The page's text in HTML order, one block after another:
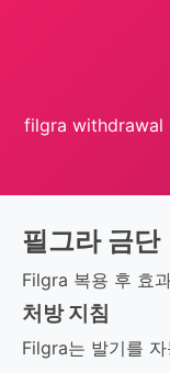
filgra withdrawal
필그라 금단
Filgra 복용 후 효
처방 지침
Filgra는 발기를